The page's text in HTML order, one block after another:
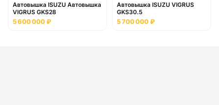
Автовышка ISUZU Автовышка
VIGRUS GKS28
5 600 000 ₽
Автовышка ISUZU VIGRUS
GKS30.5
5 700 000 ₽